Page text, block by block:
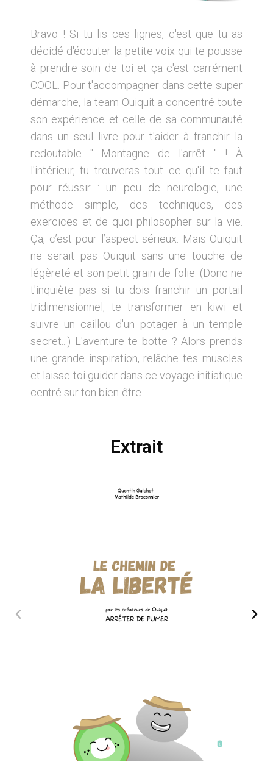
Bravo ! Si tu lis ces lignes, c'est que tu as
décidé d'écouter la petite voix qui te pousse
à prendre soin de toi et ça c'est carrément
COOL. Pour t'accompagner dans cette super
démarche, la team Ouiquit a concentré toute
son expérience et celle de sa communauté
dans un seul livre pour t'aider à franchir la
redoutable " Montagne de l'arrêt " ! À
l'intérieur, tu trouveras tout ce qu'il te faut
pour réussir : un peu de neurologie, une
méthode simple, des techniques, des
exercices et de quoi philosopher sur la vie.
Ça, c’est pour l’aspect sérieux. Mais Ouiquit
ne serait pas Ouiquit sans une touche de
légèreté et son petit grain de folie. (Donc ne
t'inquiète pas si tu dois franchir un portail
tridimensionnel, te transformer en kiwi et
suivre un caillou d'un potager à un temple
secret...) L'aventure te botte ? Alors prends
une grande inspiration, relâche tes muscles
et laisse-toi guider dans ce voyage initiatique
centré sur ton bien-être...
Extrait